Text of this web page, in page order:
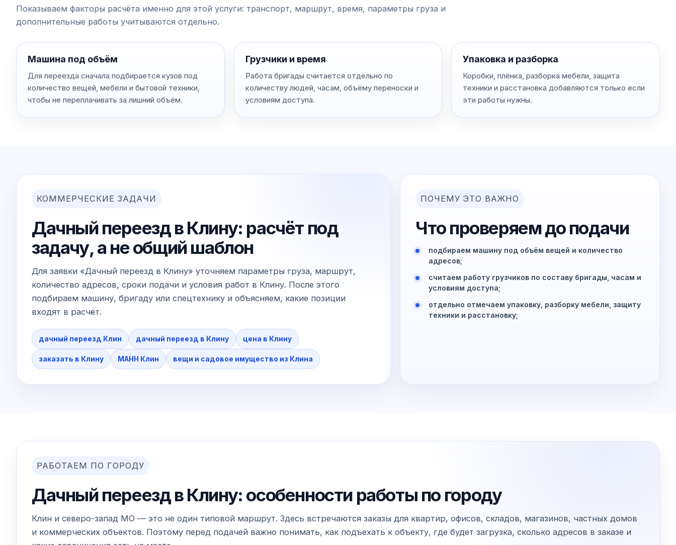
Показываем факторы расчёта именно для этой услуги: транспорт, маршрут, время, параметры груза и
дополнительные работы учитываются отдельно.
Машина под объём
Для переезда сначала подбирается кузов под
количество вещей, мебели и бытовой техники,
чтобы не переплачивать за лишний объём.
Грузчики и время
Работа бригады считается отдельно по
количеству людей, часам, объёму переноски и
условиям доступа.
Упаковка и разборка
Коробки, плёнка, разборка мебели, защита
техники и расстановка добавляются только если
эти работы нужны.
КОММЕРЧЕСКИЕ ЗАДАЧИ
Дачный переезд в Клину: расчёт под
задачу, а не общий шаблон
Для заявки «Дачный переезд в Клину» уточняем параметры груза, маршрут,
количество адресов, сроки подачи и условия работ в Клину. После этого
подбираем машину, бригаду или спецтехнику и объясняем, какие позиции
входят в расчёт.
дачный переезд Клин дачный переезд в Клину цена в Клину
заказать в Клину МАНН Клин вещи и садовое имущество из Клина
ПОЧЕМУ ЭТО ВАЖНО
Что проверяем до подачи
подбираем машину под объём вещей и количество
адресов;
считаем работу грузчиков по составу бригады, часам и
условиям доступа;
отдельно отмечаем упаковку, разборку мебели, защиту
техники и расстановку;
РАБОТАЕМ ПО ГОРОДУ
Дачный переезд в Клину: особенности работы по городу
Клин и северо-запад МО — это не один типовой маршрут. Здесь встречаются заказы для квартир, офисов, складов, магазинов, частных домов
и коммерческих объектов. Поэтому перед подачей важно понимать, как подъехать к объекту, где будет загрузка, сколько адресов в заказе и